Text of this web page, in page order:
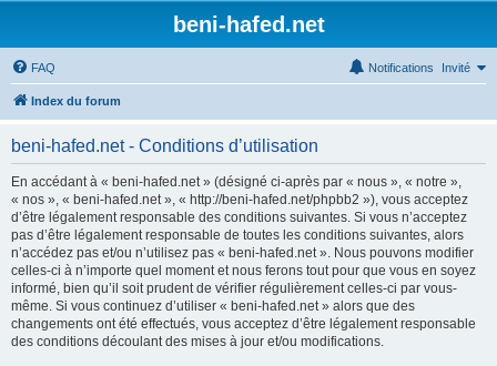
beni-hafed.net
FAQ Invité
Notifications
Index du forum
beni-hafed.net - Conditions d’utilisation
En accédant à « beni-hafed.net » (désigné ci-après par « nous », « notre »,
« nos », « beni-hafed.net », « http://beni-hafed.net/phpbb2 »), vous acceptez
d’être légalement responsable des conditions suivantes. Si vous n’acceptez
pas d’être légalement responsable de toutes les conditions suivantes, alors
n’accédez pas et/ou n’utilisez pas « beni-hafed.net ». Nous pouvons modifier
celles-ci à n’importe quel moment et nous ferons tout pour que vous en soyez
informé, bien qu’il soit prudent de vérifier régulièrement celles-ci par vous-
même. Si vous continuez d’utiliser « beni-hafed.net » alors que des
changements ont été effectués, vous acceptez d’être légalement responsable
des conditions découlant des mises à jour et/ou modifications.